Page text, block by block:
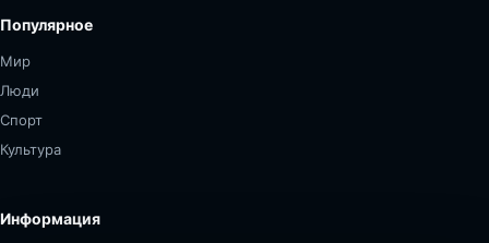
Популярное
Мир
Люди
Спорт
Культура
Информация